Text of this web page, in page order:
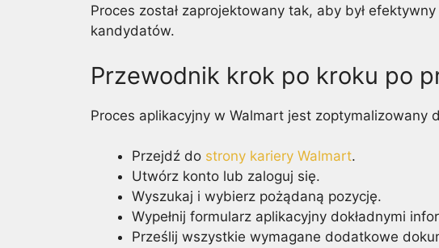
Proces został zaprojektowany tak, aby był
kandydatów.
Przewodnik krok po kroku po
Proces aplikacyjny w Walmart jest zoptymalizowany
Przejdź do strony kariery Walmart.
Utwórz konto lub zaloguj się.
Wyszukaj i wybierz pożądaną pozycję.
Wypełnij formularz aplikacyjny dokładnymi
Prześlij wszystkie wymagane dodatkowe